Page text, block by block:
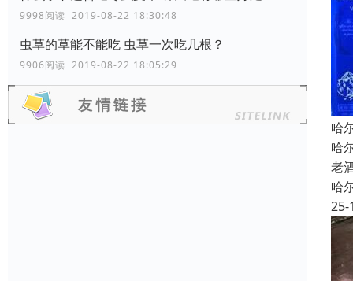
9998阅读 2019-08-22 18:30:48
虫草的草能不能吃 虫草一次吃几根？
9906阅读 2019-08-22 18:05:29
哈
哈
老
哈
25-